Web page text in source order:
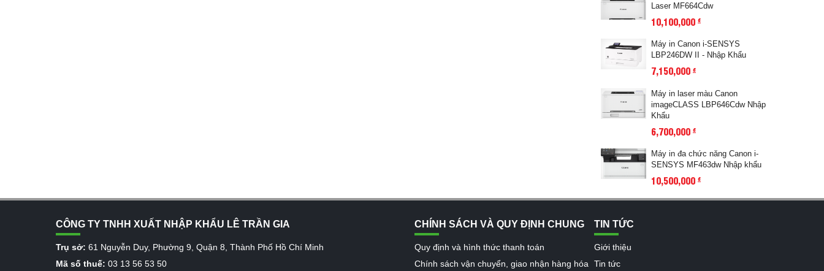
Laser MF664Cdw
10,100,000 đ
Máy in Canon i-SENSYS
LBP246DW II - Nhập Khẩu
7,150,000 đ
Máy in laser màu Canon
imageCLASS LBP646Cdw Nhập
Khẩu
6,700,000 đ
Máy in đa chức năng Canon i-
SENSYS MF463dw Nhập khẩu
10,500,000 đ
CÔNG TY TNHH XUẤT NHẬP KHẨU LÊ TRẦN GIA
Trụ sở: 61 Nguyễn Duy, Phường 9, Quận 8, Thành Phố Hồ Chí Minh
Mã số thuế: 03 13 56 53 50
CHÍNH SÁCH VÀ QUY ĐỊNH CHUNG
Quy định và hình thức thanh toán
Chính sách vận chuyển, giao nhận hàng hóa
TIN TỨC
Giới thiệu
Tin tức